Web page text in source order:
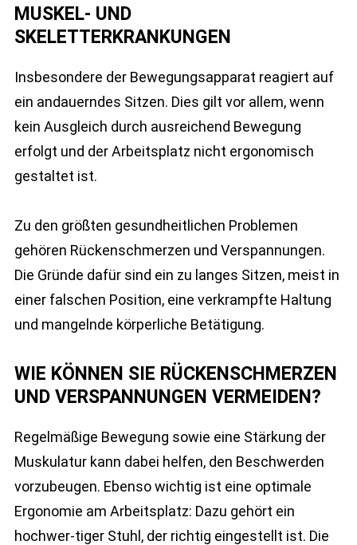
MUSKEL- UND
SKELETTERKRANKUNGEN
Insbesondere der Bewegungsapparat reagiert auf
ein andauerndes Sitzen. Dies gilt vor allem, wenn
kein Ausgleich durch ausreichend Bewegung
erfolgt und der Arbeitsplatz nicht ergonomisch
gestaltet ist.
Zu den größten gesundheitlichen Problemen
gehören Rückenschmerzen und Verspannungen.
Die Gründe dafür sind ein zu langes Sitzen, meist in
einer falschen Position, eine verkrampfte Haltung
und mangelnde körperliche Betätigung.
WIE KÖNNEN SIE RÜCKENSCHMERZEN
UND VERSPANNUNGEN VERMEIDEN?
Regelmäßige Bewegung sowie eine Stärkung der
Muskulatur kann dabei helfen, den Beschwerden
vorzubeugen. Ebenso wichtig ist eine optimale
Ergonomie am Arbeitsplatz: Dazu gehört ein
hochwer-tiger Stuhl, der richtig eingestellt ist. Die